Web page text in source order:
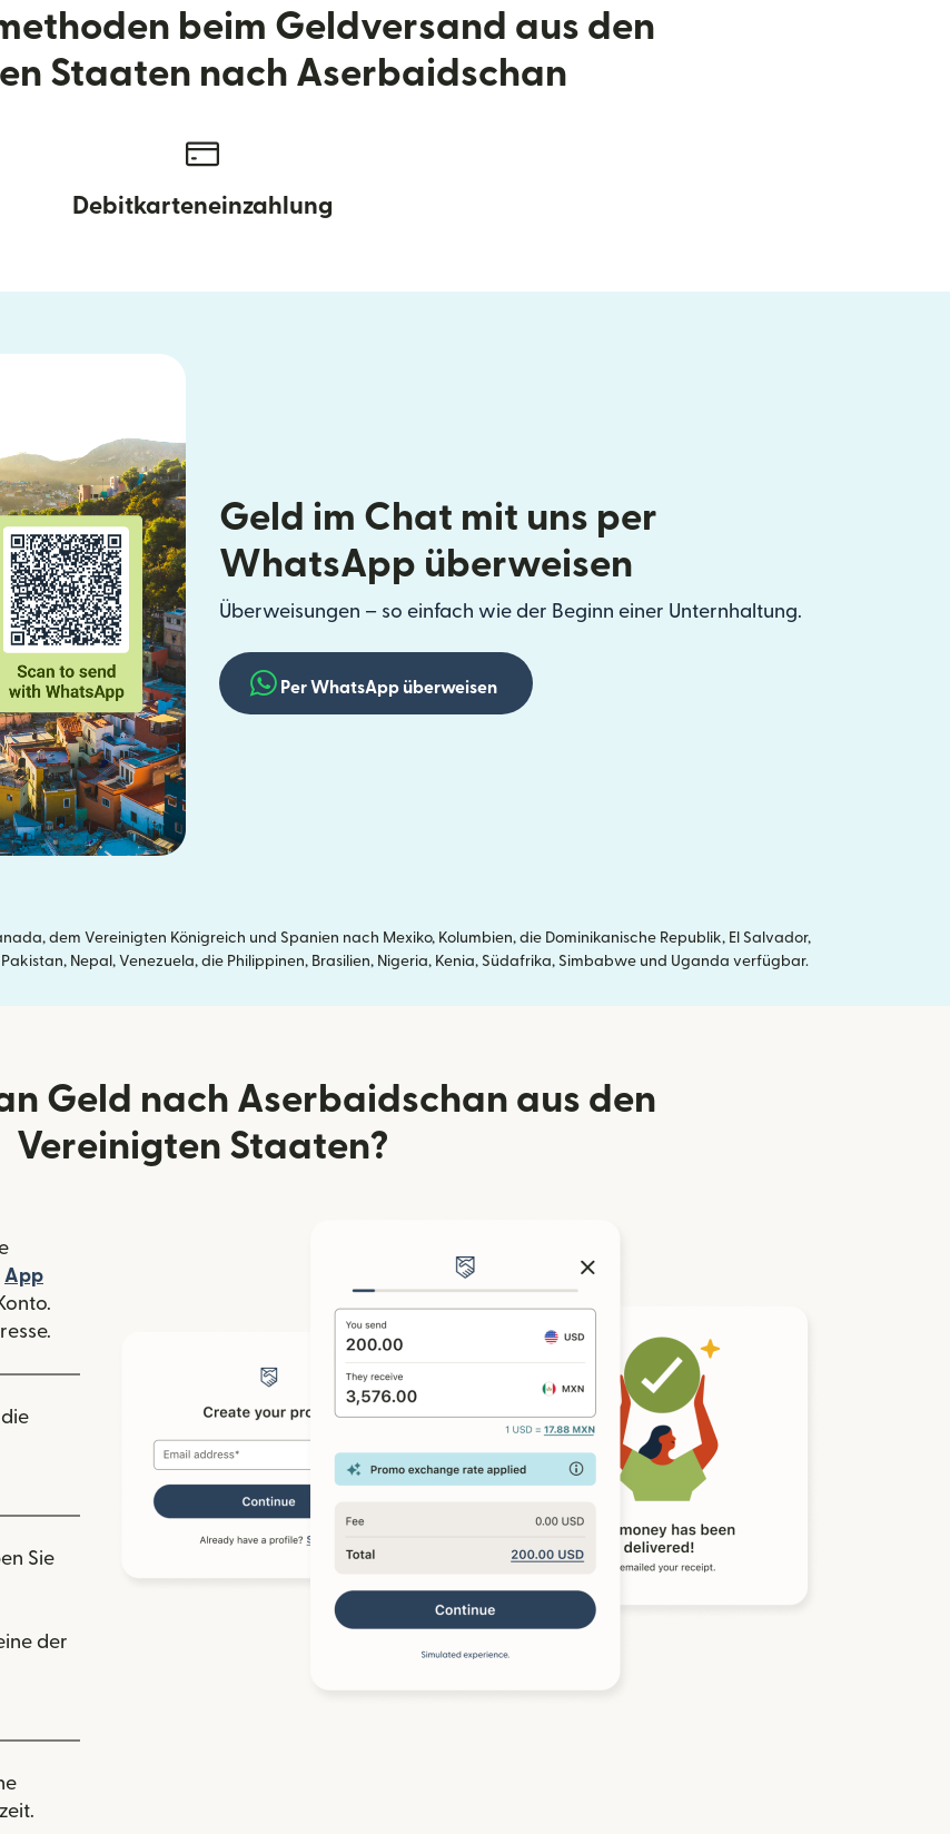
beim Geldversand aus den
Staaten nach Aserbaidschan
Debitkarteneinzahlung
Geld im Chat mit uns per
WhatsApp überweisen
Überweisungen – so einfach wie der Beginn einer Unternhaltung.
Per WhatsApp überweisen
dem Vereinigten Königreich und Spanien nach Mexiko, Kolumbien, die Dominikanische Republik, El Salvador,
Nepal, Venezuela, die Philippinen, Brasilien, Nigeria, Kenia, Südafrika, Simbabwe und Uganda verfügbar.
Geld nach Aserbaidschan aus den
Vereinigten Staaten?
geöffnet)
App
in einem neuen Fenster geöffnet)
Sie
der